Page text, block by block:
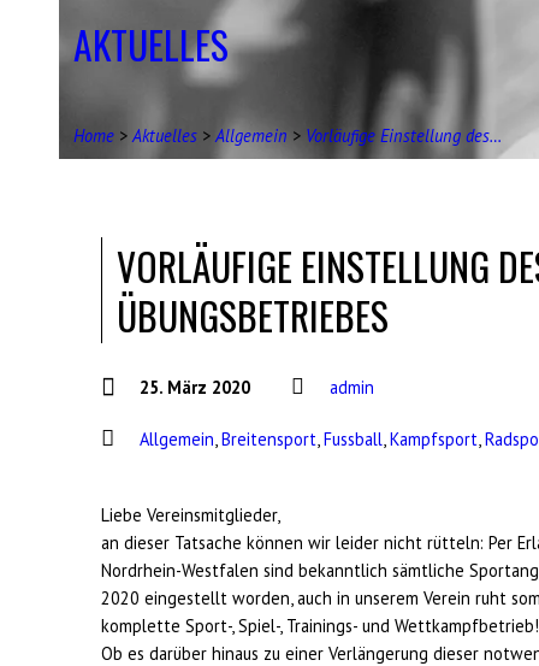
AKTUELLES
Home > Aktuelles > Allgemein > Vorläufige Einstellung des…
VORLÄUFIGE EINSTELLUNG
ÜBUNGSBETRIEBES
25. März 2020 admin
Allgemein Breitensport Fussball Kampfsport
Liebe Vereinsmitglieder,
an dieser Tatsache können wir leider nicht rütteln: Per
Nordrhein-Westfalen sind bekanntlich sämtliche
2020 eingestellt worden, auch in unserem Verein ruht
komplette Sport-, Spiel-, Trainings- und Wettkampfbetrieb!
Ob es darüber hinaus zu einer Verlängerung dieser